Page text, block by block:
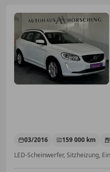
03/2016 159 000 km